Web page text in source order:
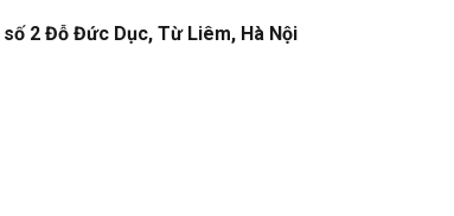
số 2 Đỗ Đức Dục, Từ Liêm, Hà Nội